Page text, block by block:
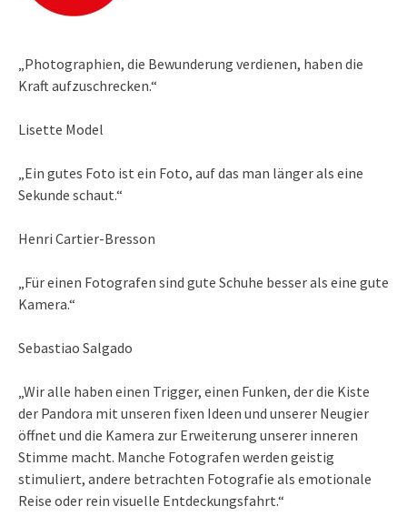
„Photographien, die Bewunderung verdienen, haben die
Kraft aufzuschrecken.“
Lisette Model
„Ein gutes Foto ist ein Foto, auf das man länger als eine
Sekunde schaut.“
Henri Cartier-Bresson
„Für einen Fotografen sind gute Schuhe besser als eine gute
Kamera.“
Sebastiao Salgado
„Wir alle haben einen Trigger, einen Funken, der die Kiste
der Pandora mit unseren fixen Ideen und unserer Neugier
öffnet und die Kamera zur Erweiterung unserer inneren
Stimme macht. Manche Fotografen werden geistig
stimuliert, andere betrachten Fotografie als emotionale
Reise oder rein visuelle Entdeckungsfahrt.“